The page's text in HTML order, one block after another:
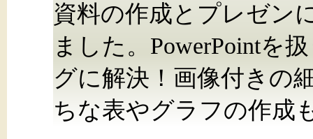
資料の作成とプレゼン
ました。PowerPointを
グに解決！画像付きの
ちな表やグラフの作成